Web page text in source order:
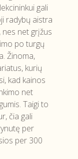
gali
radybų aistra
nes net grįžus
po turgų
Žinoma,
kurių
kad kainos
net
Taigi to
čia gali
per
per 300